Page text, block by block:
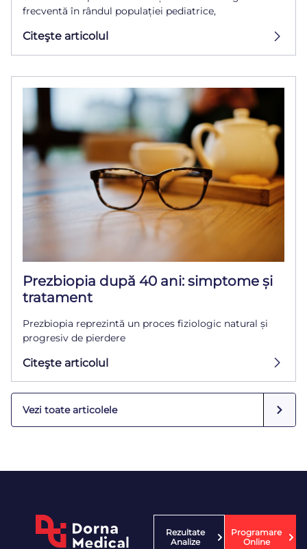
frecventă în rândul populației pediatrice,
Citeşte articolul
Prezbiopia după 40 ani: simptome și
tratament
Prezbiopia reprezintă un proces fiziologic natural și
progresiv de pierdere
Citeşte articolul
Vezi toate articolele
Rezultate
Analize
Programare
Online